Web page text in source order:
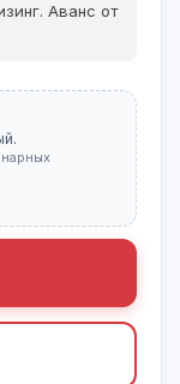
Аванс от